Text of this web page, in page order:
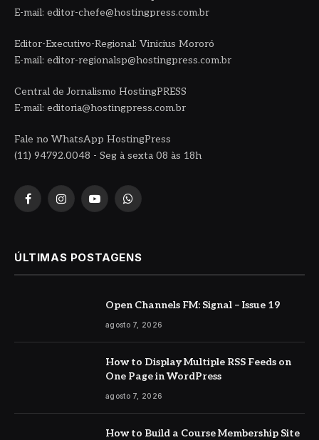
E-mail: editor-chefe@hostingpress.com.br
Editor-Executivo-Regional: Vinicius Mororó
E-mail: editor-regionalsp@hostingpress.com.br
Central de Jornalismo HostingPRESS
E-mail: editoria@hostingpress.com.br
Fale no WhatsApp HostingPress
(11) 94792.0048 - Seg à sexta 08 às 18h
FacebookInstagramYouTubeWhatsApp
ÚLTIMAS POSTAGENS
Open Channels FM: Signal – Issue 19
agosto 7, 2026
How to Display Multiple RSS Feeds on
One Page in WordPress
agosto 7, 2026
How to Build a Course Membership Site